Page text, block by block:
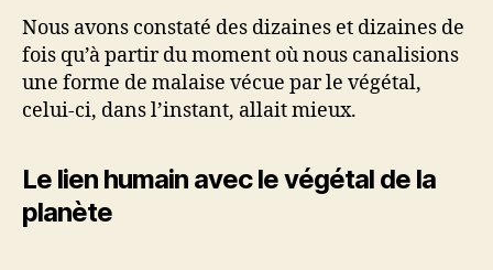
Nous avons constaté des dizaines et dizaines de
fois qu’à partir du moment où nous canalisions
une forme de malaise vécue par le végétal,
celui-ci, dans l’instant, allait mieux.
Le lien humain avec le végétal de la
planète